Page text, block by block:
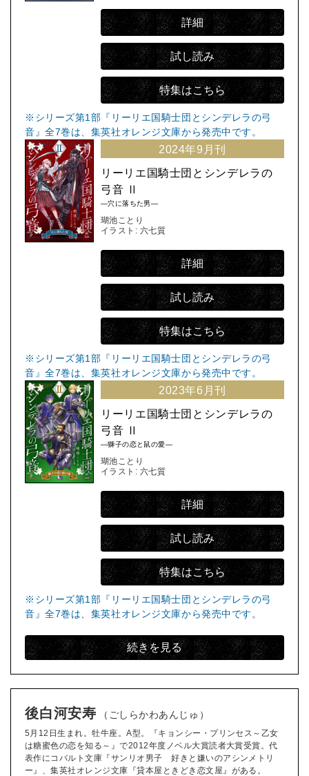
詳細
試し読み
特集はこちら
※シリーズ第1部『リーリエ国騎士団とシンデレラの弓
音』全7巻は、集英社オレンジ文庫から発売中です。
2024年9月刊
リーリエ国騎士団とシンデレラの
弓音 Ⅱ
―穴に落ちた男―
瑚池ことり
イラスト: 六七質
詳細
試し読み
特集はこちら
※シリーズ第1部『リーリエ国騎士団とシンデレラの弓
音』全7巻は、集英社オレンジ文庫から発売中です。
2023年6月刊
リーリエ国騎士団とシンデレラの
弓音 Ⅱ
―獅子の恋と鼠の愛―
瑚池ことり
イラスト: 六七質
詳細
試し読み
特集はこちら
※シリーズ第1部『リーリエ国騎士団とシンデレラの弓
音』全7巻は、集英社オレンジ文庫から発売中です。
続きを見る
後白河安寿 （ごしらかわあんじゅ）
5月12日生まれ。牡牛座。A型。『キョンシー・プリンセス～乙女
は糖蜜色の恋を知る～』で2012年度ノベル大賞読者大賞受賞。代
表作にコバルト文庫『サンリオ男子 好きと嫌いのアシンメトリ
ー』、集英社オレンジ文庫『貸本屋ときどき恋文屋』がある。